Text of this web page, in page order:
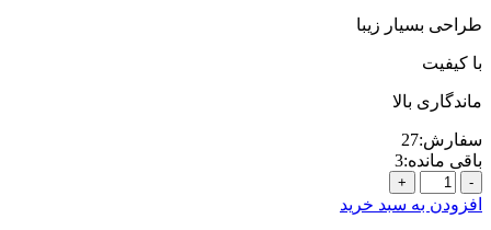
طراحی بسیار زیبا
با کیفیت
ماندگاری بالا
سفارش:27
باقی مانده:3
بوتاکس
درماتوکس
افزودن به سبد خرید